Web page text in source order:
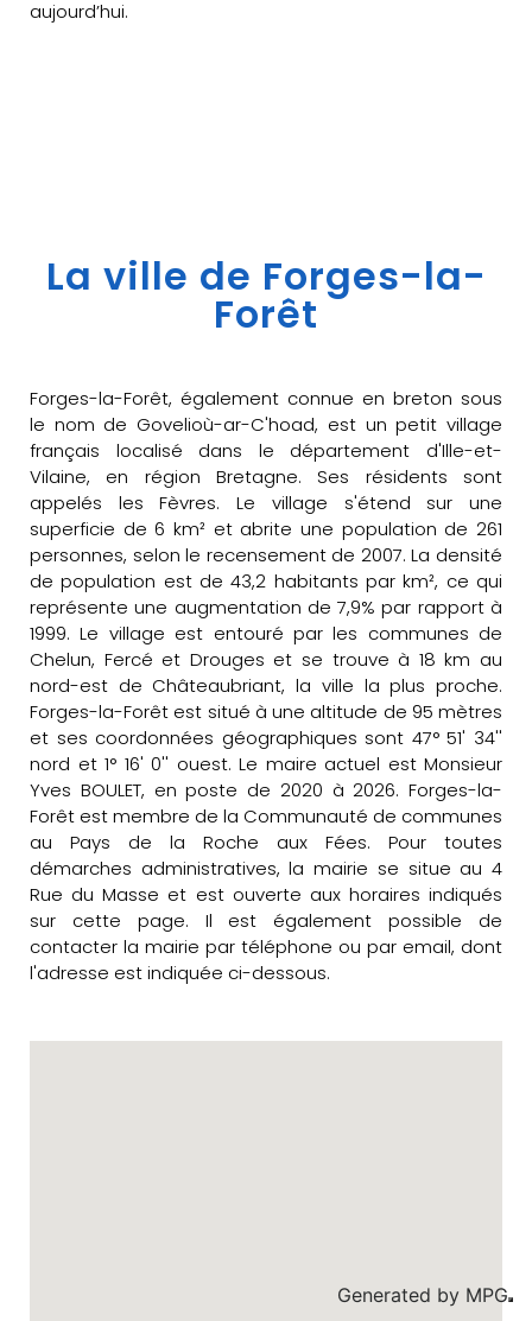
aujourd’hui.
La ville de Forges-la-
Forêt
Forges-la-Forêt, également connue en breton sous
le nom de Govelioù-ar-C'hoad, est un petit village
français localisé dans le département d'Ille-et-
Vilaine, en région Bretagne. Ses résidents sont
appelés les Fèvres. Le village s'étend sur une
superficie de 6 km² et abrite une population de 261
personnes, selon le recensement de 2007. La densité
de population est de 43,2 habitants par km², ce qui
représente une augmentation de 7,9% par rapport à
1999. Le village est entouré par les communes de
Chelun, Fercé et Drouges et se trouve à 18 km au
nord-est de Châteaubriant, la ville la plus proche.
Forges-la-Forêt est situé à une altitude de 95 mètres
et ses coordonnées géographiques sont 47° 51' 34''
nord et 1° 16' 0'' ouest. Le maire actuel est Monsieur
Yves BOULET, en poste de 2020 à 2026. Forges-la-
Forêt est membre de la Communauté de communes
au Pays de la Roche aux Fées. Pour toutes
démarches administratives, la mairie se situe au 4
Rue du Masse et est ouverte aux horaires indiqués
sur cette page. Il est également possible de
contacter la mairie par téléphone ou par email, dont
l'adresse est indiquée ci-dessous.
Generated by MPG